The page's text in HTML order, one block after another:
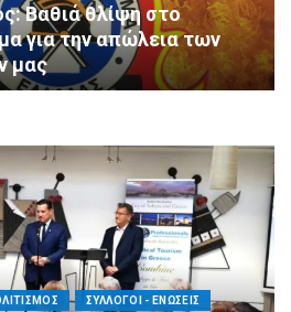
ο εορτασμός
του Σωτήρος στον